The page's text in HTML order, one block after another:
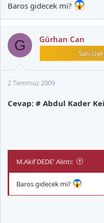
Baros gidecek mi?
G Gürhan Can
2 Temmuz 2009
Cevap: # Abdul Kader
M.Akif DEDE' Alıntı:
Baros gidecek mi?